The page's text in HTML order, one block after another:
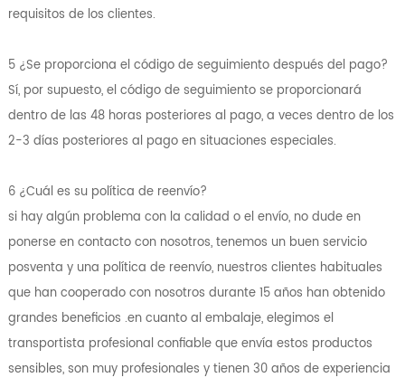
requisitos de los clientes.
5 ¿Se proporciona el código de seguimiento después del pago?
Sí, por supuesto, el código de seguimiento se proporcionará
dentro de las 48 horas posteriores al pago, a veces dentro de los
2-3 días posteriores al pago en situaciones especiales.
6 ¿Cuál es su política de reenvío?
si hay algún problema con la calidad o el envío, no dude en
ponerse en contacto con nosotros, tenemos un buen servicio
posventa y una política de reenvío, nuestros clientes habituales
que han cooperado con nosotros durante 15 años han obtenido
grandes beneficios .en cuanto al embalaje, elegimos el
transportista profesional confiable que envía estos productos
sensibles, son muy profesionales y tienen 30 años de experiencia